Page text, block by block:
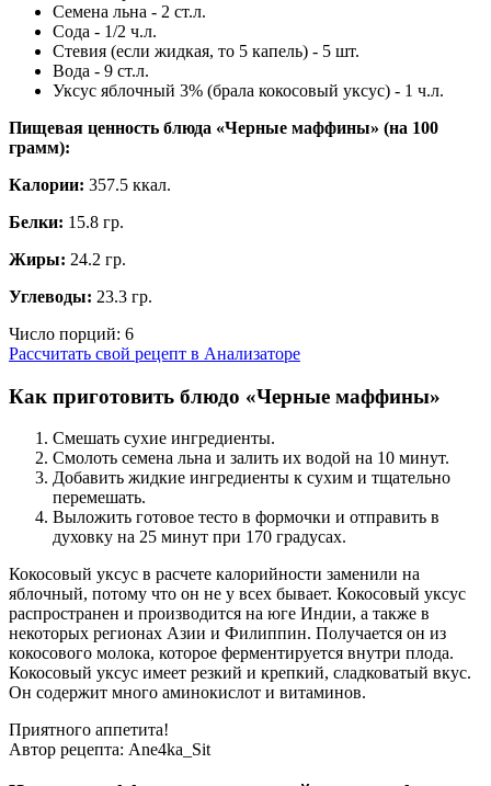
Семена льна - 2 ст.л.
Сода - 1/2 ч.л.
Стевия (если жидкая, то 5 капель) - 5 шт.
Вода - 9 ст.л.
Уксус яблочный 3% (брала кокосовый уксус) - 1 ч.л.
Пищевая ценность блюда «Черные маффины» (на 100
грамм):
Калории: 357.5 ккал.
Белки: 15.8 гр.
Жиры: 24.2 гр.
Углеводы: 23.3 гр.
Число порций: 6
Рассчитать свой рецепт в Анализаторе
Как приготовить блюдо «Черные маффины»
Смешать сухие ингредиенты.
Смолоть семена льна и залить их водой на 10 минут.
Добавить жидкие ингредиенты к сухим и тщательно
перемешать.
Выложить готовое тесто в формочки и отправить в
духовку на 25 минут при 170 градусах.
Кокосовый уксус в расчете калорийности заменили на
яблочный, потому что он не у всех бывает. Кокосовый уксус
распространен и производится на юге Индии, а также в
некоторых регионах Азии и Филиппин. Получается он из
кокосового молока, которое ферментируется внутри плода.
Кокосовый уксус имеет резкий и крепкий, сладковатый вкус.
Он содержит много аминокислот и витаминов.
Приятного аппетита!
Автор рецепта: Ane4ka_Sit